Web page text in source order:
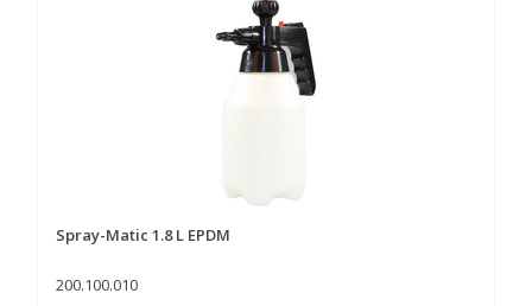
Spray-Matic 1.8 L EPDM
200.100.010